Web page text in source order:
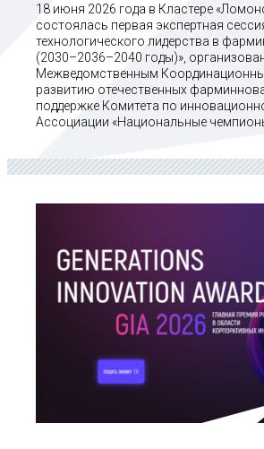
18 июня 2026 года в Кластере
состоялась первая экспертная
технологического лидерства в
(2030–2036–2040 годы)»,
Межведомственным
развитию отечественных
поддержке Комитета по
Ассоциации «Национальные